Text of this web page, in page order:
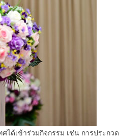
ได้เข้าร่วมกิจกรรม เช่น การประกวด